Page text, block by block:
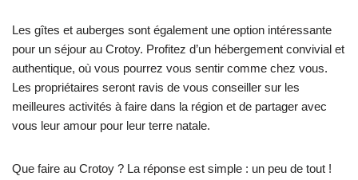
Les gîtes et auberges sont également une option intéressante
pour un séjour au Crotoy. Profitez d’un hébergement convivial et
authentique, où vous pourrez vous sentir comme chez vous.
Les propriétaires seront ravis de vous conseiller sur les
meilleures activités à faire dans la région et de partager avec
vous leur amour pour leur terre natale.
Que faire au Crotoy ? La réponse est simple : un peu de tout !